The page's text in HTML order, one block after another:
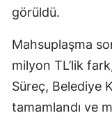
görüldü.
Mahsuplaşma
milyon TL’lik
Süreç, Belediye
tamamlandı ve